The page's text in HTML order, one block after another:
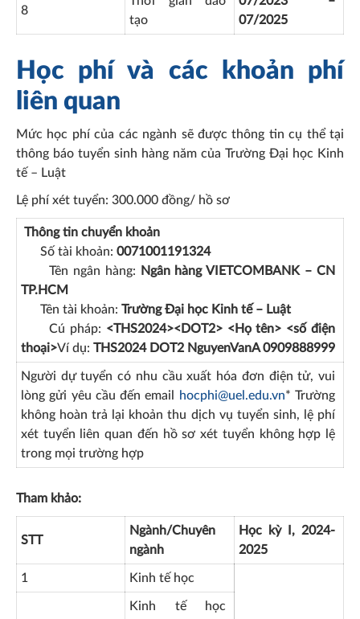
8
tạo
07/2025
Học phí và các khoản phí
liên quan
Mức học phí của các ngành sẽ được thông tin cụ thể tại
thông báo tuyển sinh hàng năm của Trường Đại học Kinh
tế – Luật
Lệ phí xét tuyển: 300.000 đồng/ hồ sơ
Thông tin chuyển khoản
Số tài khoản: 0071001191324
Tên ngân hàng:
Ngân hàng VIETCOMBANK – CN
TP.HCM
Tên tài khoản: Trường Đại học Kinh tế – Luật
Cú pháp: <THS2024><DOT2> <Họ tên> <số điện
thoại>Ví dụ: THS2024 DOT2 NguyenVanA 0909888999
Người dự tuyển có nhu cầu xuất hóa đơn điện tử, vui
lòng gửi yêu cầu đến email
hocphi@uel.edu.vn* Trường
không hoàn trả lại khoản thu dịch vụ tuyển sinh, lệ phí
xét tuyển liên quan đến hồ sơ xét tuyển không hợp lệ
trong mọi trường hợp
Tham khảo:
STT
Ngành/Chuyên
ngành
Học kỳ I, 2024-
2025
1 Kinh tế học
Kinh tế học